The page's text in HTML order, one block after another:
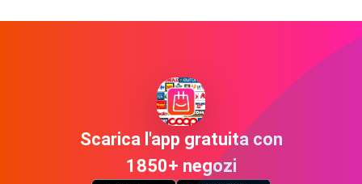
Scarica l'app gratuita con
1850+ negozi